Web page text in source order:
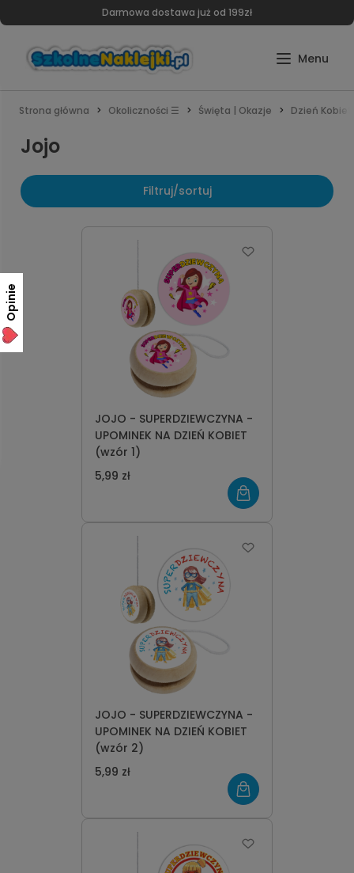
Darmowa dostawa już od 199zł
Strona główna Okoliczności ☰ Święta | Okazje Dzień Kobiet
Jojo
Filtruj/sortuj
JOJO - SUPERDZIEWCZYNA -
UPOMINEK NA DZIEŃ KOBIET
(wzór 1)
5,99 zł
JOJO - SUPERDZIEWCZYNA -
UPOMINEK NA DZIEŃ KOBIET
(wzór 2)
5,99 zł
Opinie